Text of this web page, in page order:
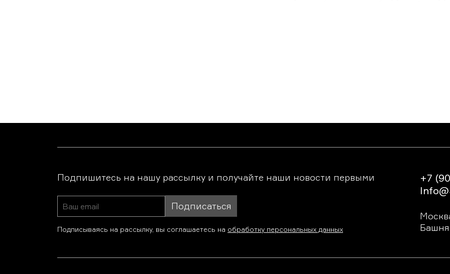
Подпишитесь на нашу рассылку и получайте наши новости первыми
Подписаться
Подписываясь на рассылку, вы соглашаетесь на обработку персональных данных
+7
Башня